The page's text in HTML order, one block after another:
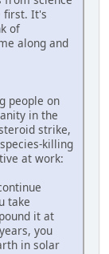
first. It's
of
along and
people on
in the
strike,
killing
at work:
take
it at
you
in solar